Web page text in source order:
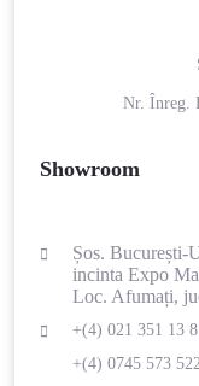
Nr. Înreg.
Showroom
Șos. București-
incinta Expo
Loc. Afumați,
+(4) 021 351 13
+(4) 0745 573 522